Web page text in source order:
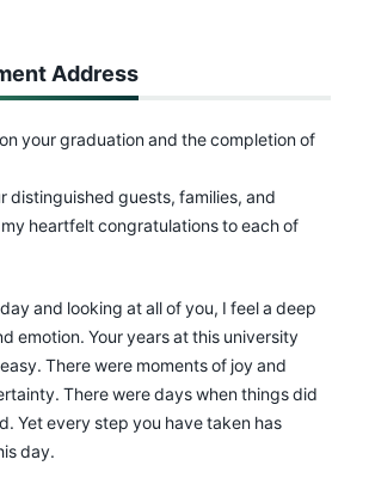
Address
your graduation and the completion of
distinguished guests, families, and
heartfelt congratulations to each of
and looking at all of you, I feel a deep
emotion. Your years at this university
There were moments of joy and
There were days when things did
Yet every step you have taken has
day.